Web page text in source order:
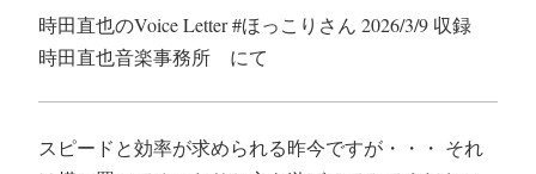
時田直也のVoice Letter #ほっこりさん 2026/3/9 収録
時田直也音楽事務所 にて
スピードと効率が求められる昨今ですが・・・ それ